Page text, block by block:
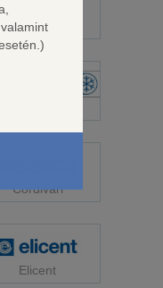
Auratsu Osaka
Cordivari
Elicent